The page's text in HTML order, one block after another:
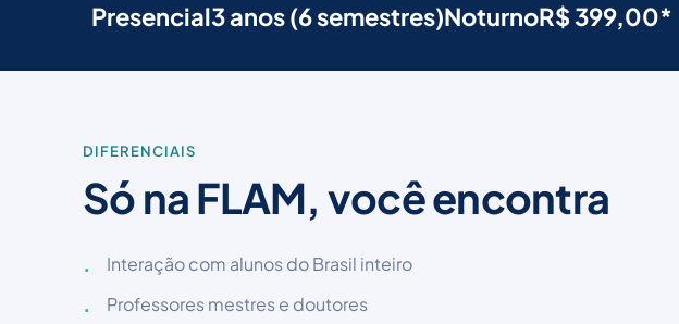
Presencial3 anos (6 semestres)NoturnoR$ 399,00*
DIFERENCIAIS
Só na FLAM, você encontra
Interação com alunos do Brasil inteiro
Professores mestres e doutores